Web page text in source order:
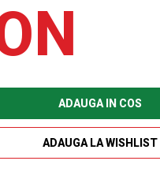
ADAUGA IN COS
ADAUGA LA WISHLIST